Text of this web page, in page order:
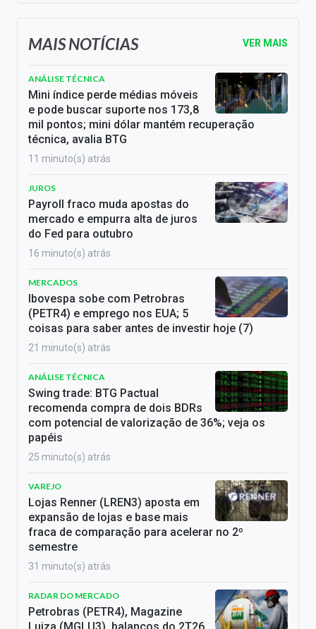
MAIS NOTÍCIAS VER MAIS
ANÁLISE TÉCNICA
Mini índice perde médias móveis
e pode buscar suporte nos 173,8
mil pontos; mini dólar mantém recuperação
técnica, avalia BTG
11 minuto(s) atrás
JUROS
Payroll fraco muda apostas do
mercado e empurra alta de juros
do Fed para outubro
16 minuto(s) atrás
MERCADOS
Ibovespa sobe com Petrobras
(PETR4) e emprego nos EUA; 5
coisas para saber antes de investir hoje (7)
21 minuto(s) atrás
ANÁLISE TÉCNICA
Swing trade: BTG Pactual
recomenda compra de dois BDRs
com potencial de valorização de 36%; veja os
papéis
25 minuto(s) atrás
VAREJO
Lojas Renner (LREN3) aposta em
expansão de lojas e base mais
fraca de comparação para acelerar no 2º
semestre
31 minuto(s) atrás
RADAR DO MERCADO
Petrobras (PETR4), Magazine